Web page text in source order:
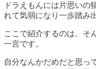
ドラえもんには片思いの
れて気弱になり一歩踏み
ここで紹介するのは、そ
一言です。
自分なんかだめだと思っ